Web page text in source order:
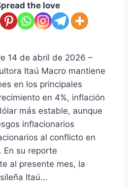
the love
14 de abril de 2026 –
Itaú Macro mantiene
en los principales
en 4%, inflación
más estable, aunque
inflacionarios
al conflicto en
En su reporte
al presente mes, la
Itaú…